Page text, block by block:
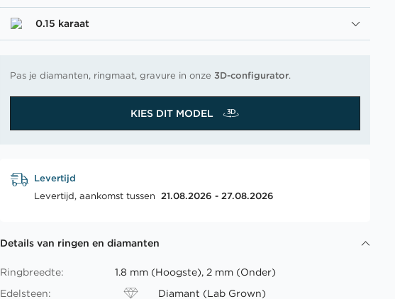
0.15 karaat
Pas je diamanten, ringmaat, gravure in onze3D-configurator.
KIES DIT MODEL
Levertijd
Levertijd, aankomst tussen 21.08.2026 - 27.08.2026
Details van ringen en diamanten
Ringbreedte:
1.8 mm (Hoogste), 2 mm (Onder)
Edelsteen:
Diamant (Lab Grown)